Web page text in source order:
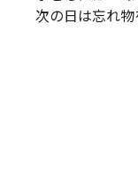
次の日は忘れ物